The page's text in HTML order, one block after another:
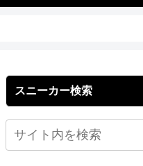
スニーカー検索